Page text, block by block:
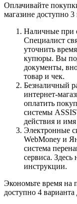
Оплачивайте
магазине доступно
Наличные при
Специалист
уточнить
купюры. Вы
документы,
товар и чек.
Безналичный
интернет-
оплатить
системы
действия и
Электронные
WebMoney и
система
сервиса.
инструкции.
Экономьте время на
доступно 4 варианта